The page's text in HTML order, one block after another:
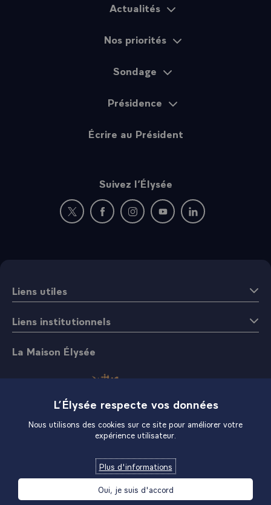
Actualités
Nos priorités
Sondage
Présidence
Écrire au Président
Suivez l’Élysée
Nouvelle fenêtre : rejoignez-nous sur Twitter
Nouvelle fenêtre : rejoignez-nous sur
Nouvelle fenêtre : rejoignez-nous
Nouvelle fenêtre :
Nouvelle fenêtre :
Liens utiles
Liens institutionnels
La Maison Élysée
L’Élysée respecte vos données
Nous utilisons des cookies sur ce site pour améliorer votre
expérience utilisateur.
Plus d'informations
Oui, je suis d'accord